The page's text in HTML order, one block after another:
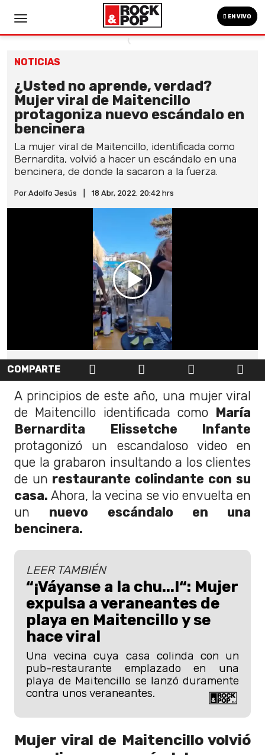
EN VIVO
NOTICIAS
¿Usted no aprende, verdad?
Mujer viral de Maitencillo
protagoniza nuevo escándalo en
bencinera
La mujer viral de Maitencillo, identificada como
Bernardita, volvió a hacer un escándalo en una
bencinera, de donde la sacaron a la fuerza.
Por Adolfo Jesús 18 Abr, 2022. 20:42 hrs
COMPARTE
A principios de este año, una mujer viral
de Maitencillo identificada como María
Bernardita Elissetche Infante
protagonizó un escandaloso video en
que la grabaron insultando a los clientes
de un restaurante colindante con su
casa. Ahora, la vecina se vio envuelta en
un nuevo escándalo en una
bencinera.
LEER TAMBIÉN
“¡Váyanse a la chu...!“: Mujer
expulsa a veraneantes de
playa en Maitencillo y se
hace viral
Una vecina cuya casa colinda con un
pub-restaurante emplazado en una
playa de Maitencillo se lanzó duramente
contra unos veraneantes.
Mujer viral de Maitencillo volvió